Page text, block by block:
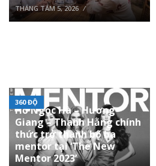
THÁNG TÁM 5, 2026
360 ĐỘ
Hồ Ngọc Hà – Hương
Giang – Thanh Hằng chính
thức trở thành bộ ba
mentor tại ‘The New
Mentor 2023’